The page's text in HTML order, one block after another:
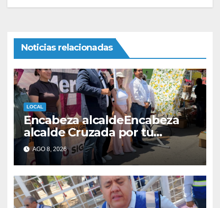
Noticias relacionadas
LOCAL
Encabeza alcaldeEncabeza
alcalde Cruzada por tu
mercado en el Parque
Hidalgo
AGO 8, 2026